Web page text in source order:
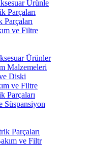
Ürünle
Parçaları
ve Filtre
Ürünler
Malzemeleri
Diski
ve Filtre
Parçaları
Süspansiyon
Parçaları
ve Filtr